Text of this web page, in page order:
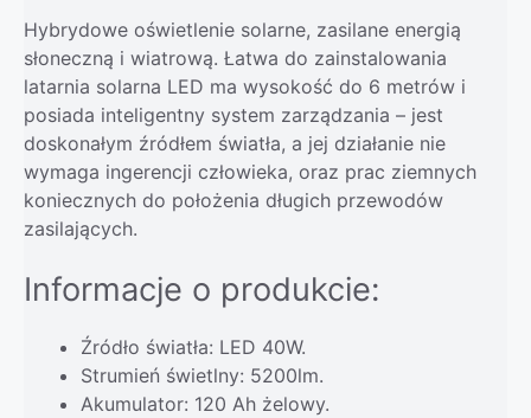
Hybrydowe oświetlenie solarne, zasilane energią
słoneczną i wiatrową. Łatwa do zainstalowania
latarnia solarna LED ma wysokość do 6 metrów i
posiada inteligentny system zarządzania – jest
doskonałym źródłem światła, a jej działanie nie
wymaga ingerencji człowieka, oraz prac ziemnych
koniecznych do położenia długich przewodów
zasilających.
Informacje o produkcie:
Źródło światła: LED 40W.
Strumień świetlny: 5200lm.
Akumulator: 120 Ah żelowy.